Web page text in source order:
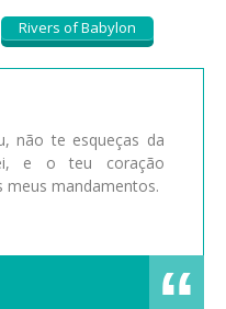
Rivers of Babylon
não te esqueças da
e o teu coração
meus mandamentos.